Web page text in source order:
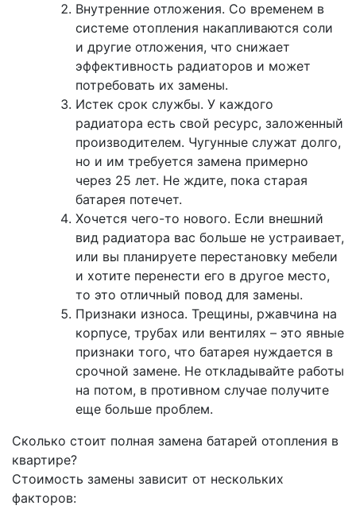
Внутренние отложения. Со временем в
системе отопления накапливаются соли
и другие отложения, что снижает
эффективность радиаторов и может
потребовать их замены.
Истек срок службы. У каждого
радиатора есть свой ресурс, заложенный
производителем. Чугунные служат долго,
но и им требуется замена примерно
через 25 лет. Не ждите, пока старая
батарея потечет.
Хочется чего-то нового. Если внешний
вид радиатора вас больше не устраивает,
или вы планируете перестановку мебели
и хотите перенести его в другое место,
то это отличный повод для замены.
Признаки износа. Трещины, ржавчина на
корпусе, трубах или вентилях – это явные
признаки того, что батарея нуждается в
срочной замене. Не откладывайте работы
на потом, в противном случае получите
еще больше проблем.
Сколько стоит полная замена батарей отопления в
квартире?
Стоимость замены зависит от нескольких
факторов: